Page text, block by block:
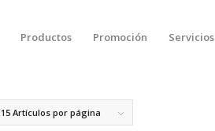
Productos Promoción Servicios
15 Artículos por página